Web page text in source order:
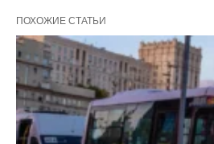
ПОХОЖИЕ СТАТЬИ